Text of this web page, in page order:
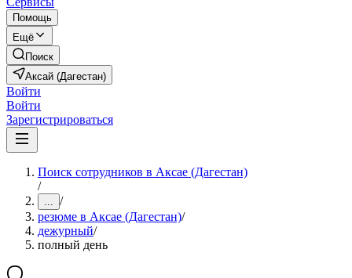
Помощь
Ещё
Поиск
Аксай (Дагестан)
Войти
Войти
Зарегистрироваться
Поиск сотрудников в Аксае (Дагестан)
/
... /
резюме в Аксае (Дагестан)/
дежурный/
полный день